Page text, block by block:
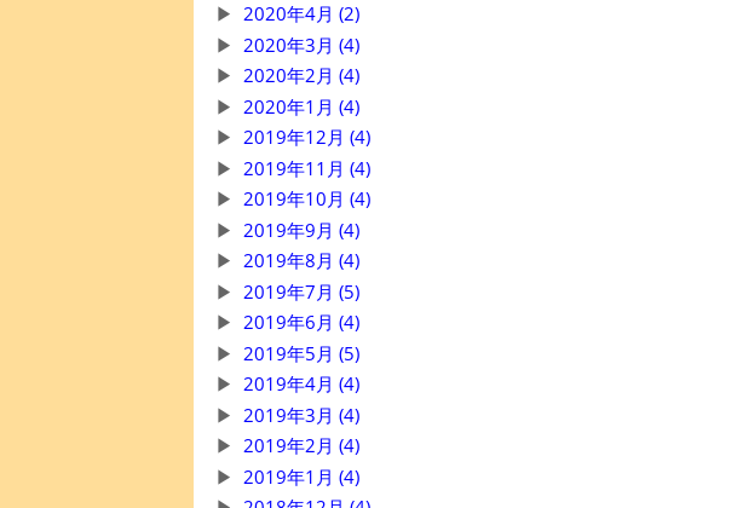
2020年4月 (2)
2020年3月 (4)
2020年2月 (4)
2020年1月 (4)
2019年12月 (4)
2019年11月 (4)
2019年10月 (4)
2019年9月 (4)
2019年8月 (4)
2019年7月 (5)
2019年6月 (4)
2019年5月 (5)
2019年4月 (4)
2019年3月 (4)
2019年2月 (4)
2019年1月 (4)